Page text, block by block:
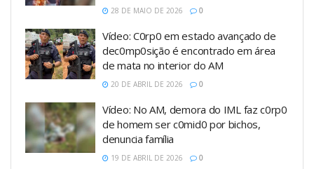
28 DE MAIO DE 2026 0
Vídeo: C0rp0 em estado avançado de
dec0mp0sição é encontrado em área
de mata no interior do AM
20 DE ABRIL DE 2026 0
Vídeo: No AM, demora do IML faz c0rp0
de homem ser c0mid0 por bichos,
denuncia família
19 DE ABRIL DE 2026 0